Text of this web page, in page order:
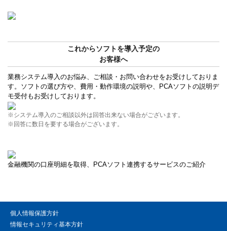
これからソフトを導入予定の
お客様へ
業務システム導入のお悩み、ご相談・お問い合わせをお受けしておりま
す。ソフトの選び方や、費用・動作環境の説明や、PCAソフトの説明デ
モ受付もお受けしております。
※システム導入のご相談以外は回答出来ない場合がございます。
※回答に数日を要する場合がございます。
金融機関の口座明細を取得、PCAソフト連携するサービスのご紹介
個人情報保護方針
情報セキュリティ基本方針